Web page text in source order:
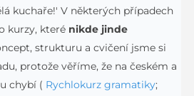
kuchaře!' V některých případech
kurzy, které nikde jinde
strukturu a cvičení jsme si
protože věříme, že na českém a
chybí ( Rychlokurz gramatiky;